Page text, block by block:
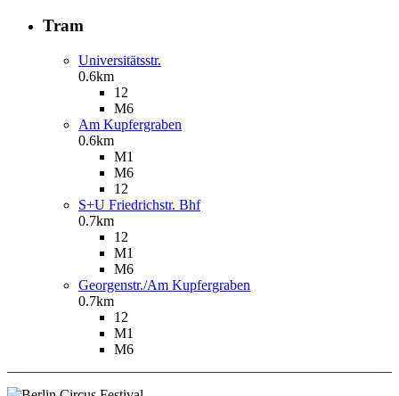
Tram
Universitätsstr.
0.6km
12
M6
Am Kupfergraben
0.6km
M1
M6
12
S+U Friedrichstr. Bhf
0.7km
12
M1
M6
Georgenstr./Am Kupfergraben
0.7km
12
M1
M6